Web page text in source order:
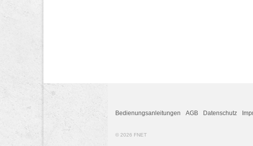
Bedienungsanleitungen AGB Datenschutz
© 2026 FNET